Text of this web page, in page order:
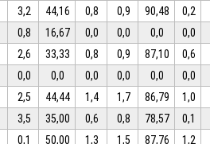
3,2 44,16 0,8 0,9 90,48 0,2
0,8 16,67 0,0 0,0 0,0 0,0
2,6 33,33 0,8 0,9 87,10 0,6
0,0 0,0 0,0 0,0 0,0 0,0
2,5 44,44 1,4 1,7 86,79 1,0
3,5 35,00 0,6 0,8 78,57 0,1
0,1 50,00 1,3 1,5 87,76 1,2